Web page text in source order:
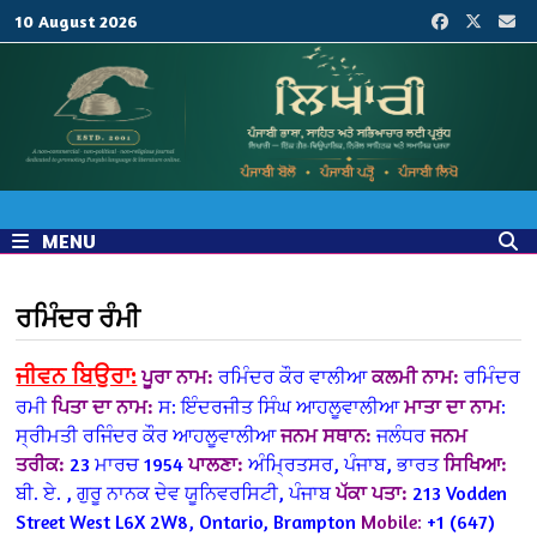
10 August 2026
MENU
ਰਮਿੰਦਰ ਰੰਮੀ
ਜੀਵਨ ਬਿਉਰਾ: ਪੂਰਾ ਨਾਮ:ਰਮਿੰਦਰ ਕੌਰ ਵਾਲੀਆ ਕਲਮੀ ਨਾਮ: ਰਮਿੰਦਰ
ਰਮੀ ਪਿਤਾ ਦਾ ਨਾਮ: ਸ: ਇੰਦਰਜੀਤ ਸਿੰਘ ਆਹਲੂਵਾਲੀਆ ਮਾਤਾ ਦਾ ਨਾਮ:
ਸ੍ਰੀਮਤੀ ਰਜਿੰਦਰ ਕੌਰ ਆਹਲੂਵਾਲੀਆ ਜਨਮ ਸਥਾਨ: ਜਲੰਧਰ ਜਨਮ
ਤਰੀਕ: 23 ਮਾਰਚ 1954 ਪਾਲਣਾ: ਅੰਮ੍ਰਿਤਸਰ, ਪੰਜਾਬ, ਭਾਰਤ ਸਿਖਿਆ:
ਬੀ. ਏ. , ਗੁਰੂ ਨਾਨਕ ਦੇਵ ਯੂਨਿਵਰਸਿਟੀ, ਪੰਜਾਬ ਪੱਕਾ ਪਤਾ: 213 Vodden
Street West L6X 2W8, Ontario, Brampton Mobile: +1 (647)